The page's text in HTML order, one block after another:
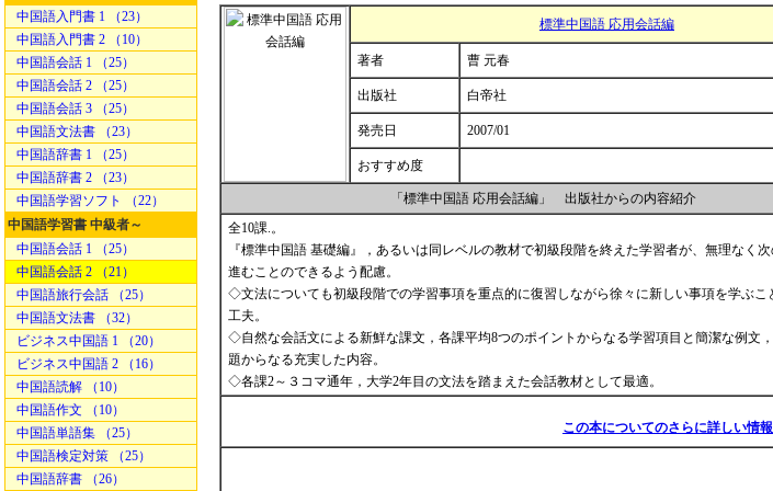
中国語入門書 1 （23）
中国語入門書 2 （10）
中国語会話 1 （25）
中国語会話 2 （25）
中国語会話 3 （25）
中国語文法書 （23）
中国語辞書 1 （25）
中国語辞書 2 （23）
中国語学習ソフト （22）
中国語学習書 中級者～
中国語会話 1 （25）
中国語会話 2 （21）
中国語旅行会話 （25）
中国語文法書 （32）
ビジネス中国語 1 （20）
ビジネス中国語 2 （16）
中国語読解 （10）
中国語作文 （10）
中国語単語集 （25）
中国語検定対策 （25）
中国語辞書 （26）
標準中国語 応用会話編
著者 曹 元春
出版社 白帝社
発売日 2007/01
おすすめ度
「標準中国語 応用会話編」 出版社からの内容紹介
全10課.。
『標準中国語 基礎編』，あるいは同レベルの教材で初級段階を終えた学習者が、無理なく
進むことのできるよう配慮。
◇文法についても初級段階での学習事項を重点的に復習しながら徐々に新しい事項を学ぶこ
工夫。
◇自然な会話文による新鮮な課文，各課平均8つのポイントからなる学習項目と簡潔な例文
題からなる充実した内容。
◇各課2～３コマ通年，大学2年目の文法を踏まえた会話教材として最適。
この本についてのさらに詳しい情